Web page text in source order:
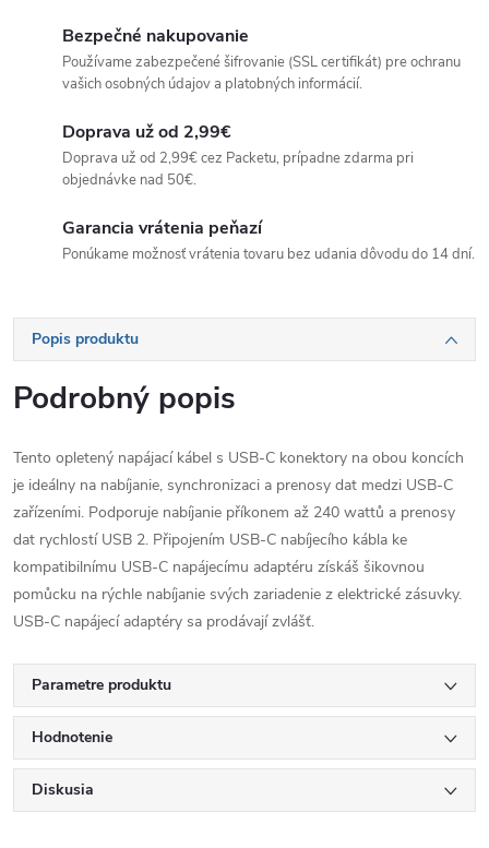
Bezpečné nakupovanie
Používame zabezpečené šifrovanie (SSL certifikát) pre ochranu
vašich osobných údajov a platobných informácií.
Doprava už od 2,99€
Doprava už od 2,99€ cez Packetu, prípadne zdarma pri
objednávke nad 50€.
Garancia vrátenia peňazí
Ponúkame možnosť vrátenia tovaru bez udania dôvodu do 14 dní.
Popis produktu
Podrobný popis
Tento opletený napájací kábel s USB-C konektory na obou koncích
je ideálny na nabíjanie, synchronizaci a prenosy dat medzi USB-C
zařízeními. Podporuje nabíjanie příkonem až 240 wattů a prenosy
dat rychlostí USB 2. Připojením USB-C nabíjecího kábla ke
kompatibilnímu USB-C napájecímu adaptéru získáš šikovnou
pomůcku na rýchle nabíjanie svých zariadenie z elektrické zásuvky.
USB-C napájecí adaptéry sa prodávají zvlášť.
Parametre produktu
Hodnotenie
Diskusia